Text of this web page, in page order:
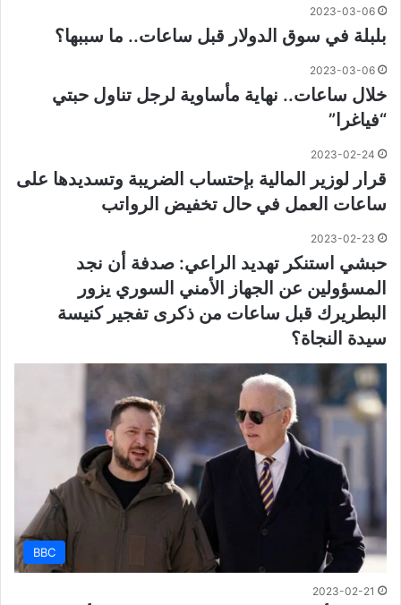
2023-03-06
بلبلة في سوق الدولار قبل ساعات.. ما سببها؟
2023-03-06
خلال ساعات.. نهاية مأساوية لرجل تناول حبتي
“فياغرا”
2023-02-24
قرار لوزير المالية بإحتساب الضريبة وتسديدها على
ساعات العمل في حال تخفيض الرواتب
2023-02-23
حبشي استنكر تهديد الراعي: صدفة أن نجد
المسؤولين عن الجهاز الأمني السوري يزور
البطريرك قبل ساعات من ذكرى تفجير كنيسة
سيدة النجاة؟
BBC
2023-02-21